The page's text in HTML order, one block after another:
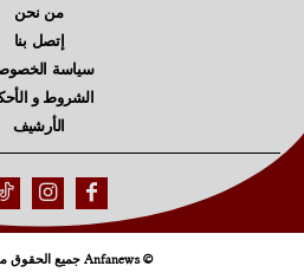
من نحن
إتصل بنا
سياسة
الشروط و
الأرشيف
© Anfanews جميع الحقوق محفوظة لموقع